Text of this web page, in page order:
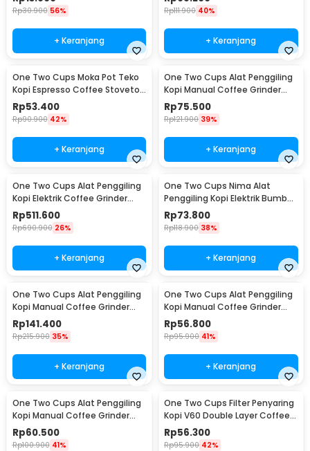
Rp30.900 56%
+ Keranjang
Rp111.900 40%
+ Keranjang
One Two Cups Moka Pot Teko
Kopi Espresso Coffee Stovetop
2 Cup 100ml - Z20
Rp53.400
Rp90.900 42%
+ Keranjang
One Two Cups Alat Penggiling
Kopi Manual Coffee Grinder
Wood - 16290
Rp75.500
Rp121.900 39%
+ Keranjang
One Two Cups Alat Penggiling
Kopi Elektrik Coffee Grinder
Adjustable - 600N
Rp511.600
Rp690.900 26%
+ Keranjang
One Two Cups Nima Alat
Penggiling Kopi Elektrik Bumbu
Coffee Grinder - NM-8300
Rp73.800
Rp118.900 38%
+ Keranjang
One Two Cups Alat Penggiling
Kopi Manual Coffee Grinder
Wood 30g - CW85532
Rp141.400
Rp215.900 35%
+ Keranjang
One Two Cups Alat Penggiling
Kopi Manual Coffee Grinder
160ml - CF012
Rp56.800
Rp95.900 41%
+ Keranjang
One Two Cups Alat Penggiling
Kopi Manual Coffee Grinder
Adjustable - RHNHA0176
Rp60.500
Rp100.900 41%
One Two Cups Filter Penyaring
Kopi V60 Double Layer Coffee
Filter - FS-40S
Rp56.300
Rp95.900 42%